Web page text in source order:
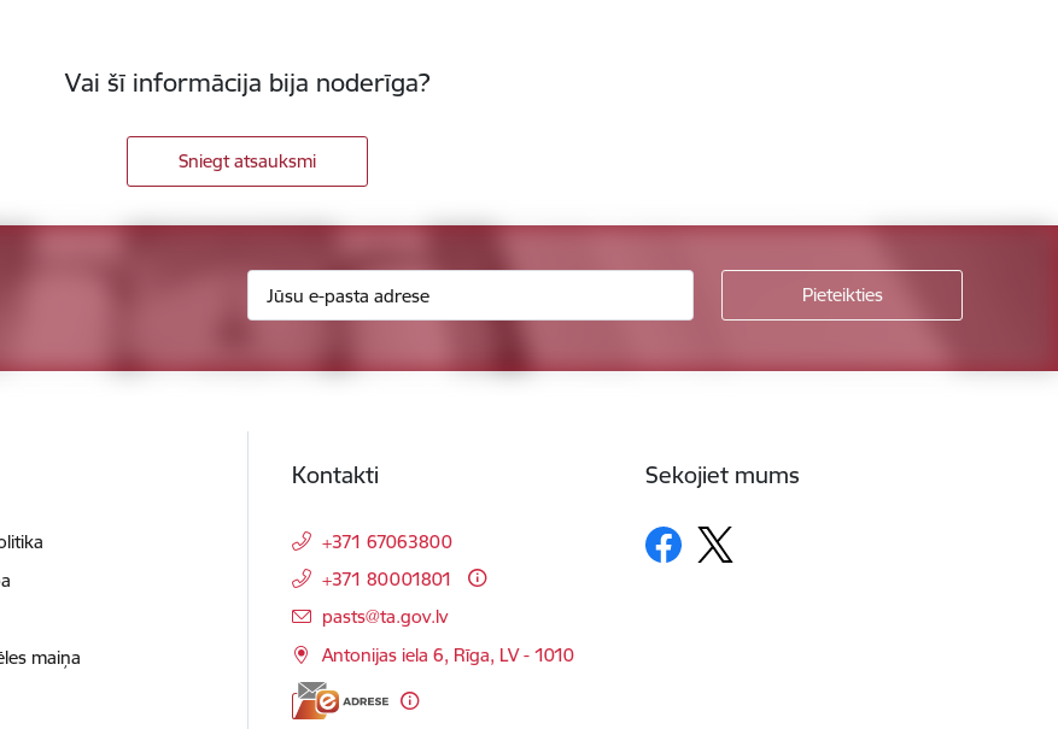
Vai šī informācija bija noderīga?
Sniegt atsauksmi
maiņa
Kontakti
+371 67063800
+371 80001801
E-pasts:
pasts@ta.gov.lv
Antonijas iela 6, Rīga, LV - 1010
Sekojiet mums